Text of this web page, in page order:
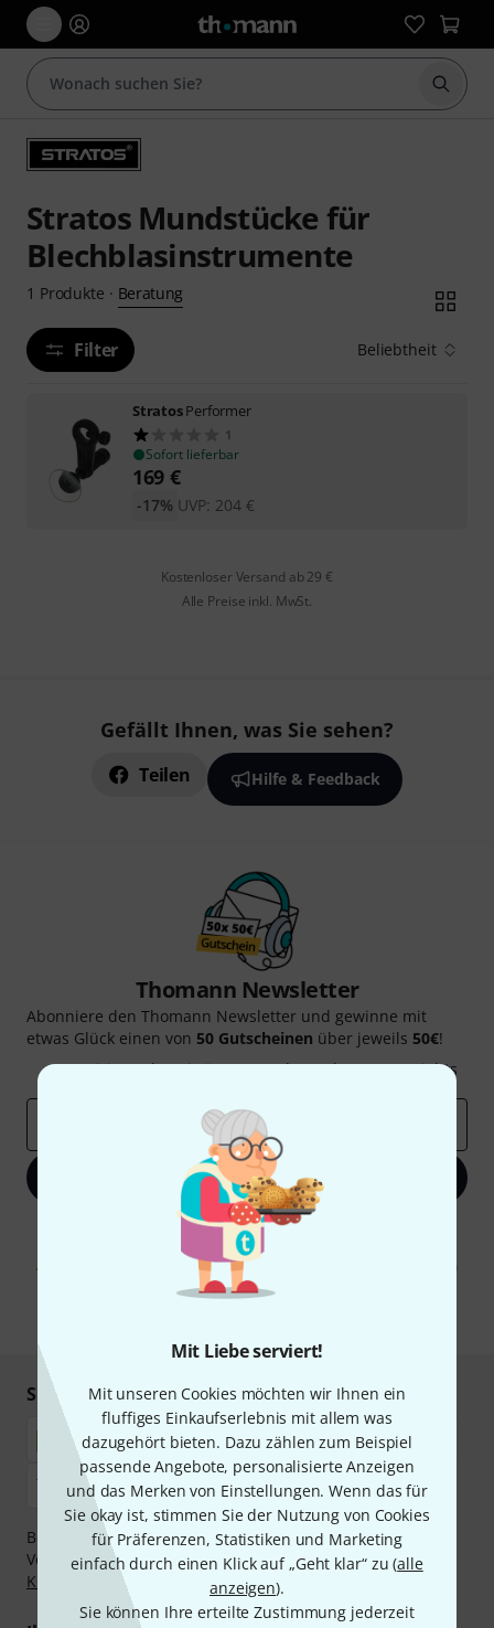
Mit Liebe serviert!
Mit unseren Cookies möchten wir Ihnen ein
fluffiges Einkaufserlebnis mit allem was
dazugehört bieten. Dazu zählen zum Beispiel
passende Angebote, personalisierte Anzeigen
und das Merken von Einstellungen. Wenn das für
Sie okay ist, stimmen Sie der Nutzung von Cookies
für Präferenzen, Statistiken und Marketing
einfach durch einen Klick auf „Geht klar“ zu (alle
anzeigen).
Sie können Ihre erteilte Zustimmung jederzeit
Suche
Stratos Mundstücke für
Blechblasinstrumente
1 Produkte · Beratung
Filter Beliebtheit
StratosPerformer
1
Sofort lieferbar
169 €
UVP: 204 €
-17%
Kostenloser Versand ab 29 €
Alle Preise inkl. MwSt.
Gefällt Ihnen, was Sie sehen?
Teilen Hilfe & Feedback
Thomann Newsletter
Abonniere den Thomann Newsletter und gewinne mit
etwas Glück einen von 50 Gutscheinen über jeweils 50€!
Inspirierende Beiträge
Deals Thomann Insights
Jetzt anmelden
Mit Klick auf „Jetzt anmelden“ stimmen Sie dem Erhalt von E-Mail-
Werbung und einer Messung des E-Mail-Nutzungsverhaltens zu. Die
Abmeldung ist jederzeit möglich. Weitere Informationen finden Sie in
unseren Datenschutzhinweisen
Sicher einkaufen & bezahlen
Bezahlen Sie vertraulich und sicher per Nachnahme,
Vorkasse, PayPal, Amazon Pay,Klarna Sofort bezahlen
Klarna Ratenzahlung
oder Kreditkarte.